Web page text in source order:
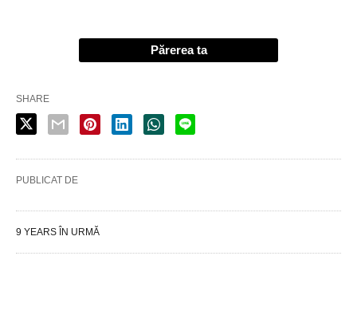
Părerea ta
SHARE
PUBLICAT DE
9 YEARS ÎN URMĂ